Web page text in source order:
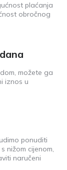
plaćanja
obročnog
možete ga
iznos u
ponuditi
nižom cijenom,
naručeni